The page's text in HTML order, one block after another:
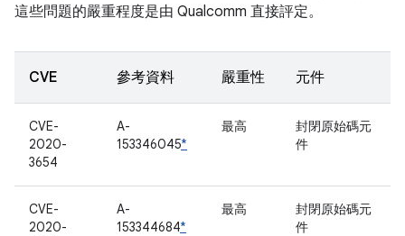
這些問題的嚴重程度是由 Qualcomm 直接評定。
CVE 參考資料 嚴重性 元件
CVE-
2020-
3654
A-
153346045*
最高
封閉原始碼元
件
CVE-
2020-
A-
153344684*
最高
封閉原始碼元
件